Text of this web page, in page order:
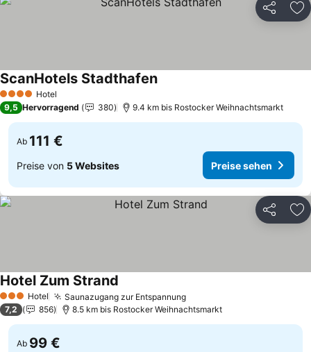
Teilen
4 Sterne Hotel
ScanHotels StadthafenPreise sehen
9,5 Hervorragend 380 9.4 km bis Rostocker Weihnachtsmarkt
Ab 111 €
Preise von 5 Websites Preise sehen
Teilen
3 SterneHotel Saunazugang zur EntspannungPreise sehen
Hotel Zum Strand
7,2 856 8.5 km bis Rostocker Weihnachtsmarkt
Ab 99 €